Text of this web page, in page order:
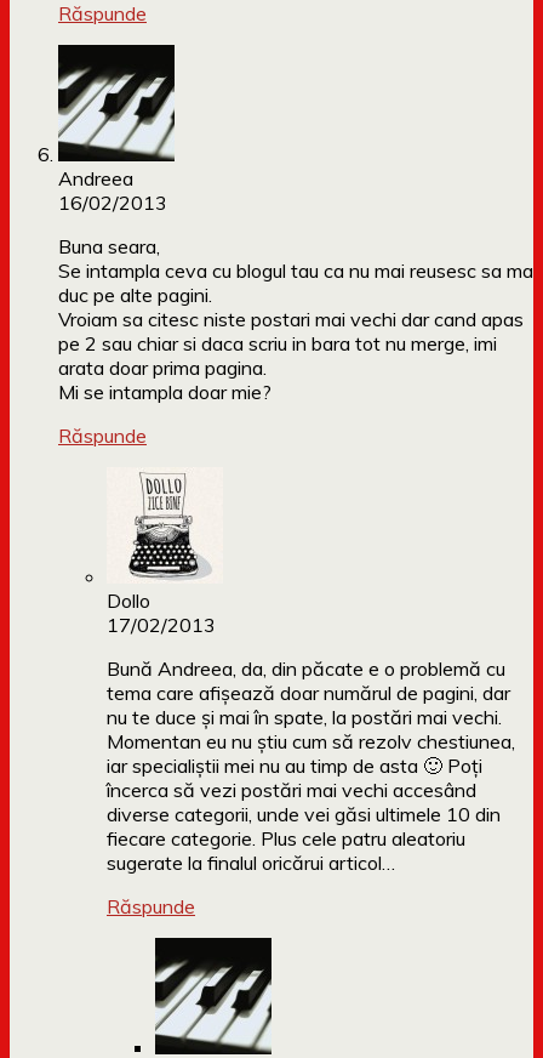
Răspunde
Andreea
16/02/2013
Buna seara,
Se intampla ceva cu blogul tau ca nu mai reusesc sa ma
duc pe alte pagini.
Vroiam sa citesc niste postari mai vechi dar cand apas
pe 2 sau chiar si daca scriu in bara tot nu merge, imi
arata doar prima pagina.
Mi se intampla doar mie?
Răspunde
Dollo
17/02/2013
Bună Andreea, da, din păcate e o problemă cu
tema care afișează doar numărul de pagini, dar
nu te duce și mai în spate, la postări mai vechi.
Momentan eu nu știu cum să rezolv chestiunea,
iar specialiștii mei nu au timp de asta 🙂 Poți
încerca să vezi postări mai vechi accesând
diverse categorii, unde vei găsi ultimele 10 din
fiecare categorie. Plus cele patru aleatoriu
sugerate la finalul oricărui articol…
Răspunde